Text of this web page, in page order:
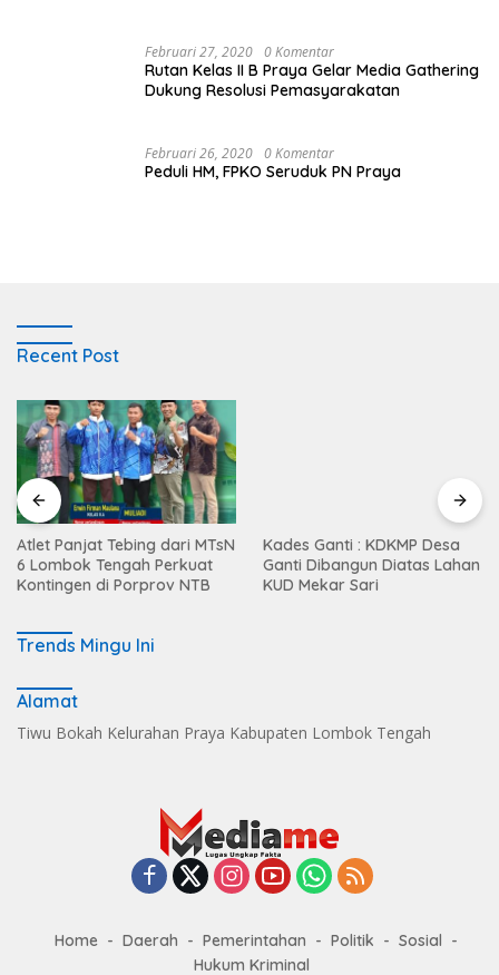
Februari 27, 2020 0 Komentar
Rutan Kelas II B Praya Gelar Media Gathering
Dukung Resolusi Pemasyarakatan
Februari 26, 2020 0 Komentar
Peduli HM, FPKO Seruduk PN Praya
Recent Post
Atlet Panjat Tebing dari MTsN
6 Lombok Tengah Perkuat
Kontingen di Porprov NTB
Kades Ganti : KDKMP Desa
Ganti Dibangun Diatas Lahan
KUD Mekar Sari
Trends Mingu Ini
Alamat
Tiwu Bokah Kelurahan Praya Kabupaten Lombok Tengah
Home Daerah Pemerintahan Politik
Sosial
Hukum Kriminal